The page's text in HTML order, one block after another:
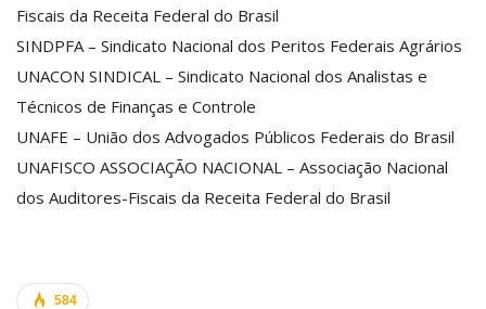
Fiscais da Receita Federal do Brasil
SINDPFA – Sindicato Nacional dos Peritos Federais Agrários
UNACON SINDICAL – Sindicato Nacional dos Analistas e
Técnicos de Finanças e Controle
UNAFE – União dos Advogados Públicos Federais do Brasil
UNAFISCO ASSOCIAÇÃO NACIONAL – Associação Nacional
dos Auditores-Fiscais da Receita Federal do Brasil
584